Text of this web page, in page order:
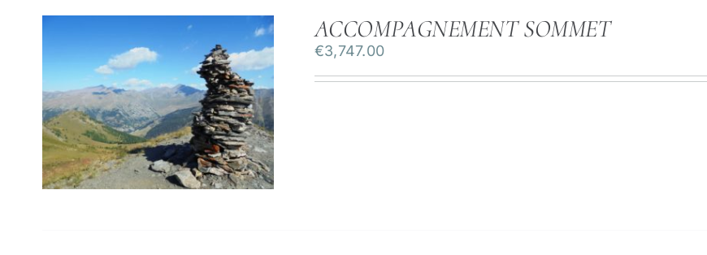
ACCOMPAGNEMENT SOMMET
€3,747.00